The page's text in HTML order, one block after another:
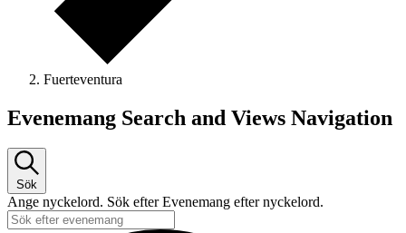
Fuerteventura
Evenemang
Evenemang Search and Views Navigation
Sök
Ange nyckelord. Sök efter Evenemang efter nyckelord.